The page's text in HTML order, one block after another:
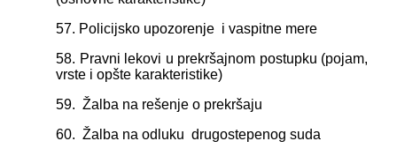
57. Policijsko upozorenje i vaspitne mere
58. Pravni lekovi u prekršajnom postupku (pojam,
vrste i opšte karakteristike)
59. Žalba na rešenje o prekršaju
60. Žalba na odluku drugostepenog suda